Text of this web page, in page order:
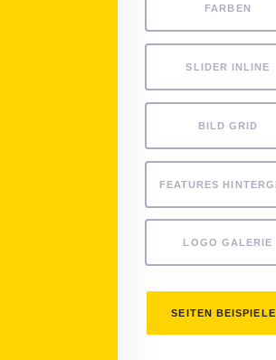
FARBEN
SLIDER INLINE
BILD GRID
LOGO GALERIE
SEITEN BEISPIELE